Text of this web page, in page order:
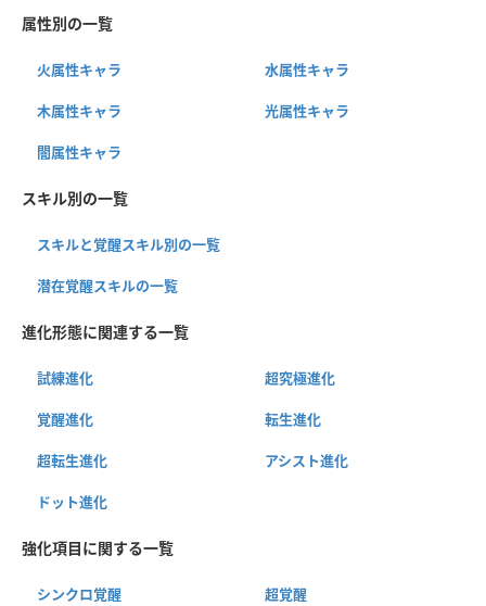
属性別の一覧
火属性キャラ 水属性キャラ
木属性キャラ 光属性キャラ
闇属性キャラ
スキル別の一覧
スキルと覚醒スキル別の一覧
潜在覚醒スキルの一覧
進化形態に関連する一覧
試練進化 超究極進化
覚醒進化 転生進化
超転生進化 アシスト進化
ドット進化
強化項目に関する一覧
シンクロ覚醒 超覚醒